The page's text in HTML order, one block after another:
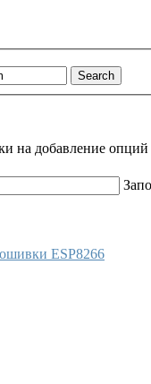
на добавление
ESP8266